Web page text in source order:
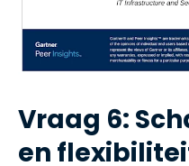
Vraag 6:
en